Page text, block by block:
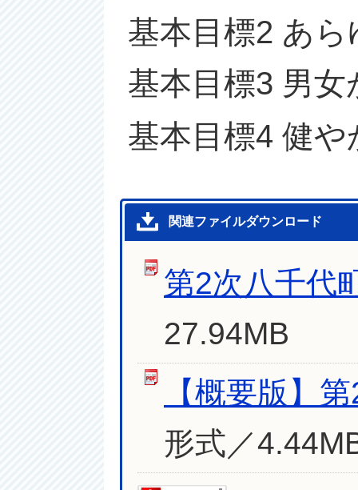
基本目標2 あ
基本目標3 男
基本目標4 健
関連ファイルダウンロード
第2次八千代
27.94MB
【概要版】
形式／